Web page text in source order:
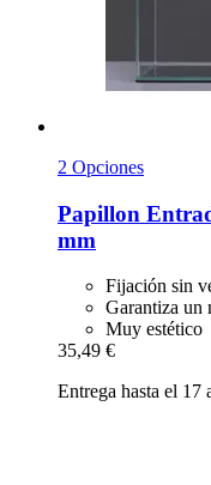
2 Opciones
Papillon
mm
Fijación sin
Garantiza un
Muy estético
35,49 €
Entrega hasta el 17